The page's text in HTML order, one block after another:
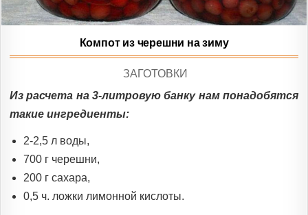
Компот из черешни на зиму
POSTED
ЗАГОТОВКИ
Из расчета на 3-литровую банку нам понадобятся
такие ингредиенты:
2-2,5 л воды,
700 г черешни,
200 г сахара,
0,5 ч. ложки лимонной кислоты.